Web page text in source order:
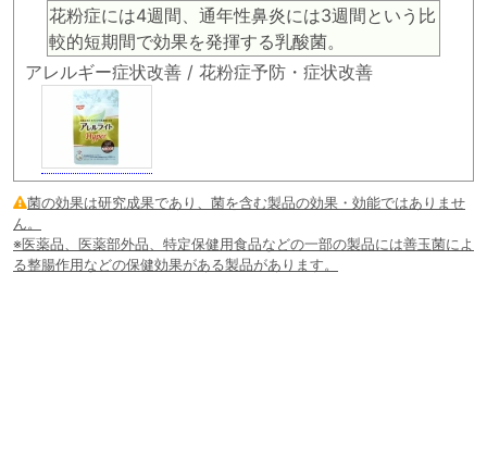
花粉症には4週間、通年性鼻炎には3週間という比
較的短期間で効果を発揮する乳酸菌。
アレルギー症状改善 / 花粉症予防・症状改善
菌の効果は研究成果であり、菌を含む製品の効果・効能ではありませ
ん。
※医薬品、医薬部外品、特定保健用食品などの一部の製品には善玉菌によ
る整腸作用などの保健効果がある製品があります。